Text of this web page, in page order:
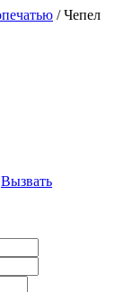
/ Чепел
Вызвать